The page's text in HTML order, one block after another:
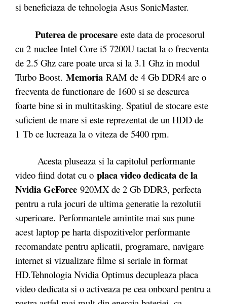
si beneficiaza de tehnologia Asus SonicMaster.
Puterea de procesare este data de procesorul
cu 2 nuclee Intel Core i5 7200U tactat la o frecventa
de 2.5 Ghz care poate urca si la 3.1 Ghz in modul
Turbo Boost. Memoria RAM de 4 Gb DDR4 are o
frecventa de functionare de 1600 si se descurca
foarte bine si in multitasking. Spatiul de stocare este
suficient de mare si este reprezentat de un HDD de
1 Tb ce lucreaza la o viteza de 5400 rpm.
Acesta pluseaza si la capitolul performante
video fiind dotat cu o placa video dedicata de la
Nvidia GeForce 920MX de 2 Gb DDR3, perfecta
pentru a rula jocuri de ultima generatie la rezolutii
superioare. Performantele amintite mai sus pune
acest laptop pe harta dispozitivelor performante
recomandate pentru aplicatii, programare, navigare
internet si vizualizare filme si seriale in format
HD.Tehnologia Nvidia Optimus decupleaza placa
video dedicata si o activeaza pe cea onboard pentru a